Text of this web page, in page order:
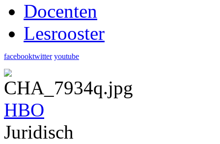
Docenten
Lesrooster
facebooktwitter youtube
HBO
Juridisch